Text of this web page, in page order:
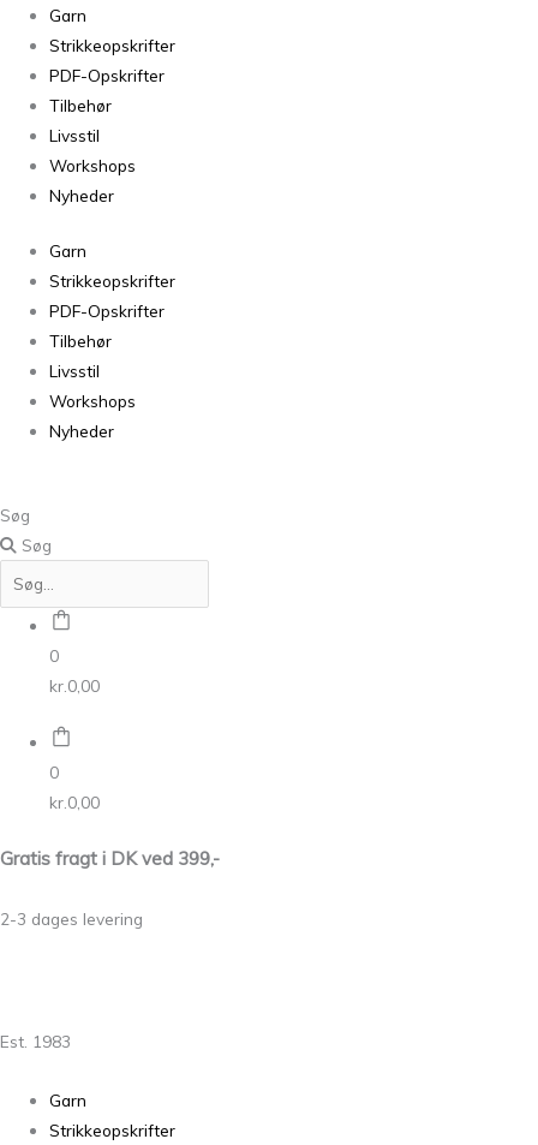
Garn
Strikkeopskrifter
PDF-Opskrifter
Tilbehør
Livsstil
Workshops
Nyheder
Garn
Strikkeopskrifter
PDF-Opskrifter
Tilbehør
Livsstil
Workshops
Nyheder
Søg
Søg
0
kr. 0,00
0
kr. 0,00
Gratis fragt i DK ved 399,-
2-3 dages levering
Est. 1983
Garn
Strikkeopskrifter
Finull
Græsgrøn
4018
antal